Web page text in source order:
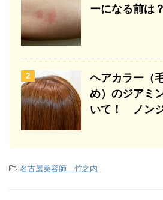
ーになる前は？
2
ヘアカラー（
め）のジアミ
いて！ ノン
-名古屋美容師 竹之内